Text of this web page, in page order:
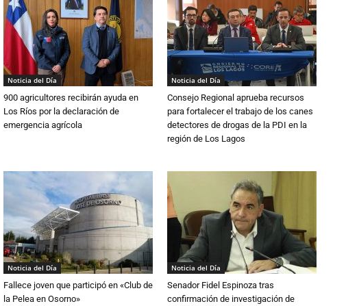
Noticia del Día
900 agricultores recibirán ayuda en
Los Ríos por la declaración de
emergencia agrícola
Noticia del Día
Consejo Regional aprueba recursos
para fortalecer el trabajo de los canes
detectores de drogas de la PDI en la
región de Los Lagos
Noticia del Día
Fallece joven que participó en «Club de
la Pelea en Osorno»
Noticia del Día
Senador Fidel Espinoza tras
confirmación de investigación de